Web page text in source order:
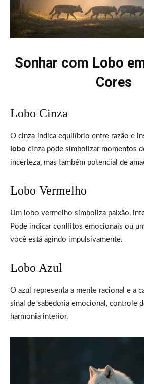
Sonhar com Lobo
Cores
Lobo Cinza
O cinza indica equilíbrio entre razão e
lobo cinza pode simbolizar momentos
incerteza, mas também potencial de
Lobo Vermelho
Um lobo vermelho simboliza paixão,
Pode indicar conflitos emocionais ou
você está agindo impulsivamente.
Lobo Azul
O azul representa a mente racional e a
sinal de sabedoria emocional, controle
harmonia interior.